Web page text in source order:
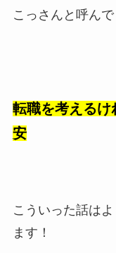
こっさんと呼んで
転職を考えるけ
安
こういった話は
ます！